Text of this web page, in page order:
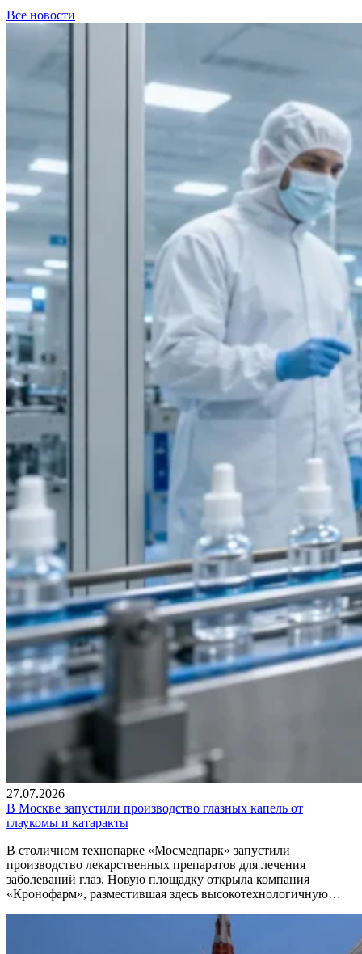
Все новости
27.07.2026
В Москве запустили производство глазных капель от
глаукомы и катаракты
В столичном технопарке «Мосмедпарк» запустили
производство лекарственных препаратов для лечения
заболеваний глаз. Новую площадку открыла компания
«Кронофарм», разместившая здесь высокотехнологичную…